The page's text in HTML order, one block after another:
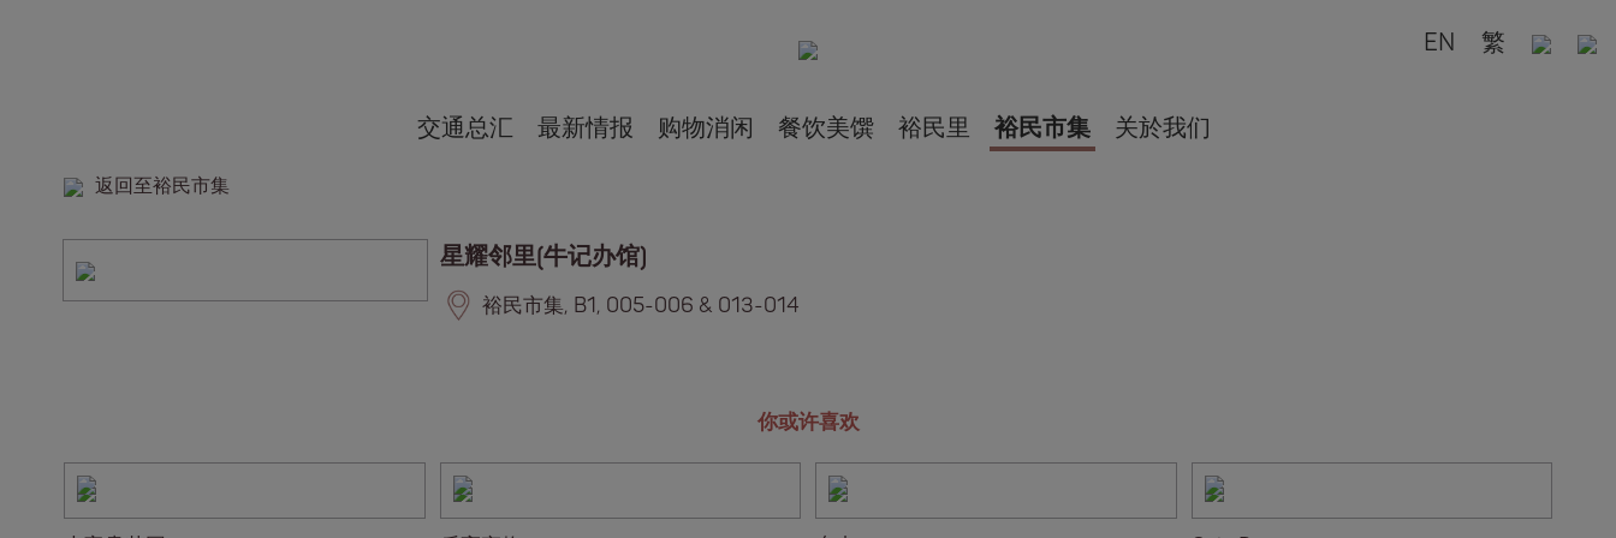
EN 繁
交通总汇 最新情报 购物消闲 餐饮美馔 裕民里 裕民市集 关於我们
返回至裕民市集
星耀邻里(牛记办馆)
裕民市集, B1, 005-006 & 013-014
你或许喜欢